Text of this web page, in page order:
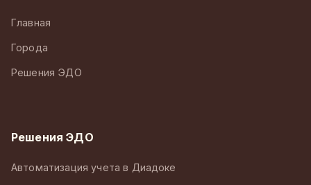
Главная
Города
Решения ЭДО
Решения ЭДО
Автоматизация учета в Диадоке